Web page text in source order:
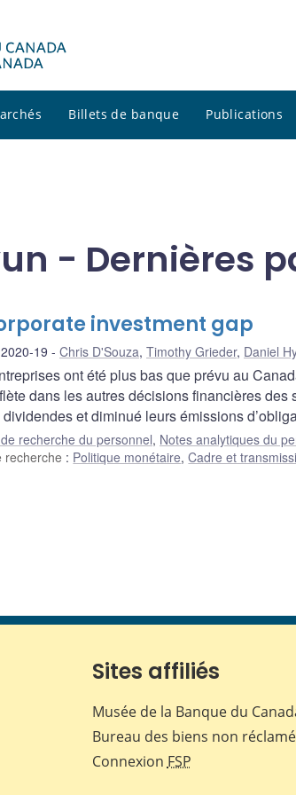
Billets de banque Publications
- Dernières
investment gap
19 Chris D'Souza, Timothy Grieder, Daniel
ont été plus bas que prévu au
dans les autres décisions financières
et diminué leurs émissions
recherche du personnel, Notes analytiques du
recherche : Politique monétaire,Cadre et
Sites affiliés
Musée de la Banque du
Bureau des biens non
Connexion FSP